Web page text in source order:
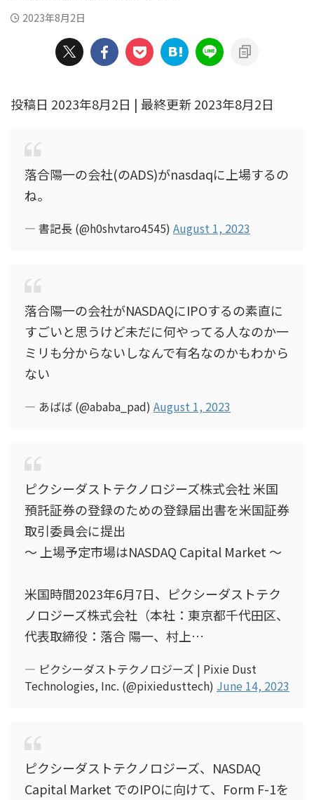
2023年8月2日
投稿日 2023年8月2日 | 最終更新 2023年8月2日
落合陽一の会社(のADS)がnasdaqに上場するの
ね。
— 書記長 (@h0shvtaro4545) August 1, 2023
落合陽一の会社がNASDAQにIPOするの素直に
すごいと思うけど未だに何やってる人なのか一
ミリも分からないしなんで有名なのかもわから
ない
— あばば (@ababa_pad) August 1, 2023
ピクシーダストテクノロジーズ株式会社 米国
預託証券の登録のための登録届出書を米国証券
取引委員会に提出
〜 上場予定市場はNASDAQ Capital Market 〜
米国時間2023年6月7日、ピクシーダストテク
ノロジーズ株式会社（本社：東京都千代田区、
代表取締役：落合 陽一、村上…
— ピクシーダストテクノロジーズ | Pixie Dust
Technologies, Inc. (@pixiedusttech) June 14, 2023
ピクシーダストテクノロジーズ、NASDAQ
Capital Market でのIPOに向けて、Form F-1を